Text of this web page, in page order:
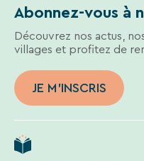
Abonnez-vous à
Découvrez nos actus,
villages et profitez de
JE M'INSCRIS
écrivant
à
contact-
Plus
d’info
sur